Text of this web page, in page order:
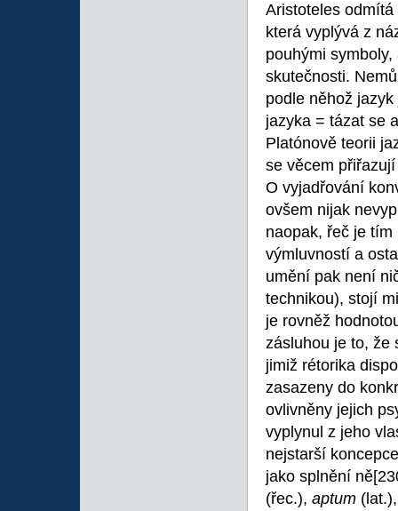
Aristoteles
která vyplývá z
pouhými
skutečnosti.
podle něhož
jazyka = tázat se
Platónově teorii
se věcem
O vyjadřování
ovšem nijak
naopak, řeč je
výmluvností a
umění pak není
technikou), stojí
je rovněž
zásluhou je to, že
jimiž rétorika
zasazeny do
ovlivněny jejich
vyplynul z jeho
nejstarší
jako splnění ně
(řec.), aptum